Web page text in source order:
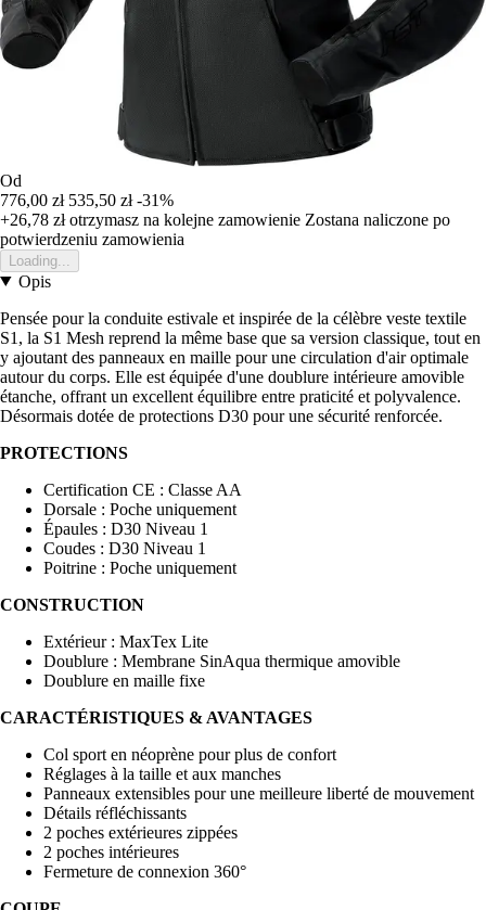
Od
776,00 zł 535,50 zł -31%
+26,78 złotrzymasz na kolejne zamowienie Zostana naliczone po
potwierdzeniu zamowienia
Loading...
Opis
Pensée pour la conduite estivale et inspirée de la célèbre veste textile
S1, la S1 Mesh reprend la même base que sa version classique, tout en
y ajoutant des panneaux en maille pour une circulation d'air optimale
autour du corps. Elle est équipée d'une doublure intérieure amovible
étanche, offrant un excellent équilibre entre praticité et polyvalence.
Désormais dotée de protections D30 pour une sécurité renforcée.
PROTECTIONS
Certification CE : Classe AA
Dorsale : Poche uniquement
Épaules : D30 Niveau 1
Coudes : D30 Niveau 1
Poitrine : Poche uniquement
CONSTRUCTION
Extérieur : MaxTex Lite
Doublure : Membrane SinAqua thermique amovible
Doublure en maille fixe
CARACTÉRISTIQUES & AVANTAGES
Col sport en néoprène pour plus de confort
Réglages à la taille et aux manches
Panneaux extensibles pour une meilleure liberté de mouvement
Détails réfléchissants
2 poches extérieures zippées
2 poches intérieures
Fermeture de connexion 360°